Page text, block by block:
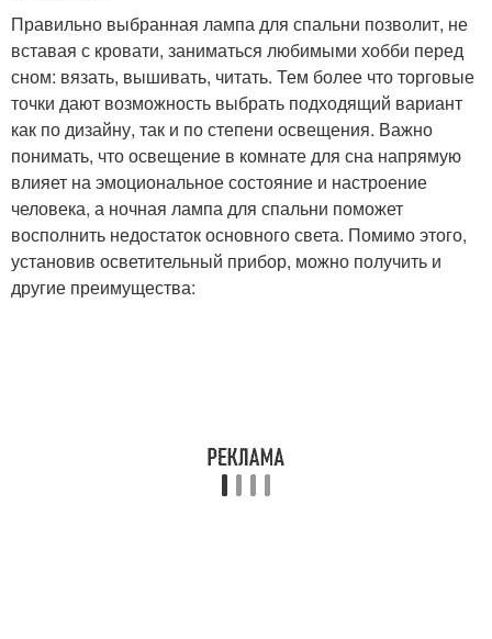
Правильно выбранная лампа для спальни позволит, не
вставая с кровати, заниматься любимыми хобби перед
сном: вязать, вышивать, читать. Тем более что торговые
точки дают возможность выбрать подходящий вариант
как по дизайну, так и по степени освещения. Важно
понимать, что освещение в комнате для сна напрямую
влияет на эмоциональное состояние и настроение
человека, а ночная лампа для спальни поможет
восполнить недостаток основного света. Помимо этого,
установив осветительный прибор, можно получить и
другие преимущества: